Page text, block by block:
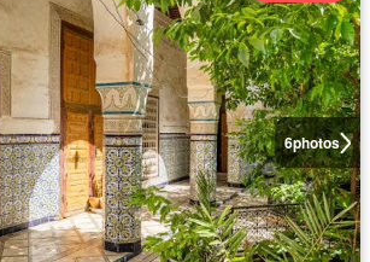
6photos